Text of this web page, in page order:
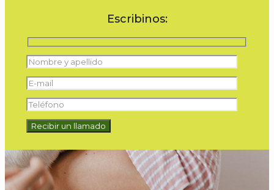
Escribinos: